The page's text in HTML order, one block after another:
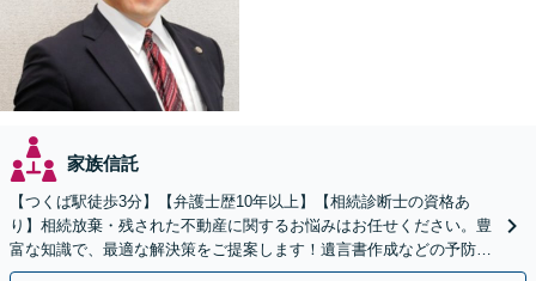
家族信託
【つくば駅徒歩3分】【弁護士歴10年以上】【相続診断士の資格あ
り】相続放棄・残された不動産に関するお悩みはお任せください。豊
富な知識で、最適な解決策をご提案します！遺言書作成などの予防策
にも対応可能です【夜間・休日の相談可能】